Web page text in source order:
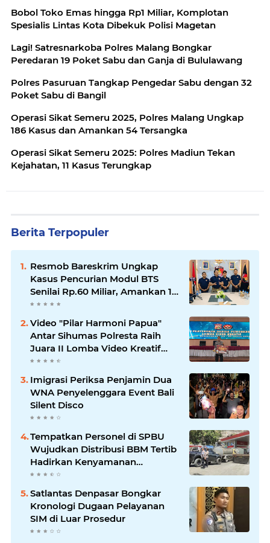
Bobol Toko Emas hingga Rp1 Miliar, Komplotan
Spesialis Lintas Kota Dibekuk Polisi Magetan
Lagi! Satresnarkoba Polres Malang Bongkar
Peredaran 19 Poket Sabu dan Ganja di Bululawang
Polres Pasuruan Tangkap Pengedar Sabu dengan 32
Poket Sabu di Bangil
Operasi Sikat Semeru 2025, Polres Malang Ungkap
186 Kasus dan Amankan 54 Tersangka
Operasi Sikat Semeru 2025: Polres Madiun Tekan
Kejahatan, 11 Kasus Terungkap
Berita Terpopuler
Resmob Bareskrim Ungkap
Kasus Pencurian Modul BTS
Senilai Rp.60 Miliar, Amankan 12
Tersangka
Video "Pilar Harmoni Papua"
Antar Sihumas Polresta Raih
Juara II Lomba Video Kreatif
Hari Bhayangkara ke-80
Imigrasi Periksa Penjamin Dua
WNA Penyelenggara Event Bali
Silent Disco
‎Tempatkan Personel di SPBU
Wujudkan Distribusi BBM Tertib
Hadirkan Kenyamanan
Masyarakat
Satlantas Denpasar Bongkar
Kronologi Dugaan Pelayanan
SIM di Luar Prosedur